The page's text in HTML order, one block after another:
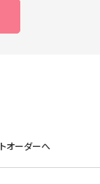
オーダーへ